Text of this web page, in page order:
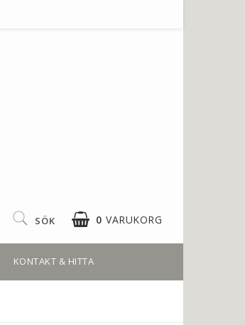
0 VARUKORG
SÖK
KONTAKT & HITTA